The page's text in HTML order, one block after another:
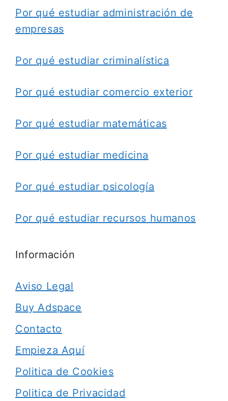
Por qué estudiar administración de
empresas
Por qué estudiar criminalística
Por qué estudiar comercio exterior
Por qué estudiar matemáticas
Por qué estudiar medicina
Por qué estudiar psicología
Por qué estudiar recursos humanos
Información
Aviso Legal
Buy Adspace
Contacto
Empieza Aquí
Politica de Cookies
Politica de Privacidad